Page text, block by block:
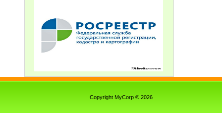
Copyright MyCorp © 2026